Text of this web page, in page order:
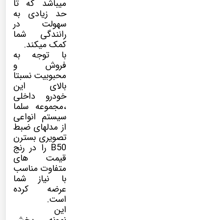
میباشد که تا
حد زیادی به
سهولت در
رانندگی شما
کمک میکند.
با توجه به
فروش و
محبوبیت نسبتا
بالای این
خودرو داخلی
،مجموعه سلما
سیستم انواعی
از مدلهای ضبط
تصویری بسترن
B50 را در رنج
قیمت های
متفاوت مناسب
با نیاز شما
عرضه کرده
است.
این